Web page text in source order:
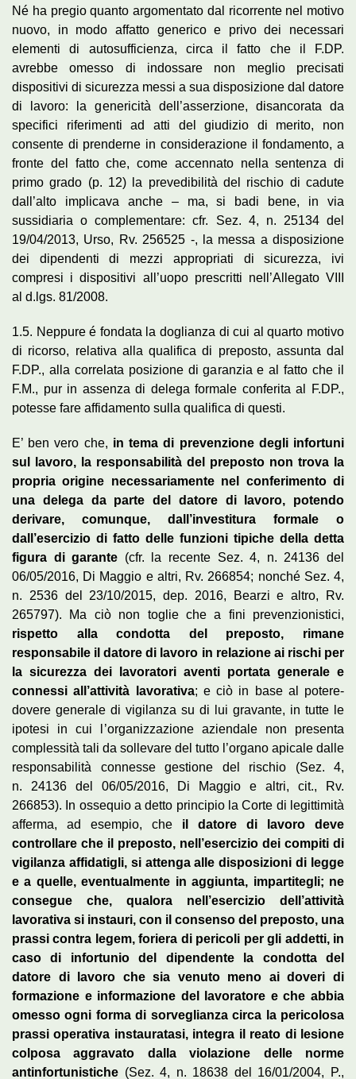
Né ha pregio quanto argomentato dal ricorrente nel motivo
nuovo, in modo affatto generico e privo dei necessari
elementi di autosufficienza, circa il fatto che il F.DP.
avrebbe omesso di indossare non meglio precisati
dispositivi di sicurezza messi a sua disposizione dal datore
di lavoro: la genericità dell’asserzione, disancorata da
specifici riferimenti ad atti del giudizio di merito, non
consente di prenderne in considerazione il fondamento, a
fronte del fatto che, come accennato nella sentenza di
primo grado (p. 12) la prevedibilità del rischio di cadute
dall’alto implicava anche – ma, si badi bene, in via
sussidiaria o complementare: cfr. Sez. 4, n. 25134 del
19/04/2013, Urso, Rv. 256525 -, la messa a disposizione
dei dipendenti di mezzi appropriati di sicurezza, ivi
compresi i dispositivi all’uopo prescritti nell’Allegato VIII
al d.lgs. 81/2008.
1.5. Neppure é fondata la doglianza di cui al quarto motivo
di ricorso, relativa alla qualifica di preposto, assunta dal
F.DP., alla correlata posizione di garanzia e al fatto che il
F.M., pur in assenza di delega formale conferita al F.DP.,
potesse fare affidamento sulla qualifica di questi.
E’ ben vero che, in tema di prevenzione degli infortuni
sul lavoro, la responsabilità del preposto non trova la
propria origine necessariamente nel conferimento di
una delega da parte del datore di lavoro, potendo
derivare, comunque, dall’investitura formale o
dall’esercizio di fatto delle funzioni tipiche della detta
figura di garante (cfr. la recente Sez. 4, n. 24136 del
06/05/2016, Di Maggio e altri, Rv. 266854; nonché Sez. 4,
n. 2536 del 23/10/2015, dep. 2016, Bearzi e altro, Rv.
265797). Ma ciò non toglie che a fini prevenzionistici,
rispetto alla condotta del preposto, rimane
responsabile il datore di lavoro in relazione ai rischi per
la sicurezza dei lavoratori aventi portata generale e
connessi all’attività lavorativa; e ciò in base al potere-
dovere generale di vigilanza su di lui gravante, in tutte le
ipotesi in cui l’organizzazione aziendale non presenta
complessità tali da sollevare del tutto l’organo apicale dalle
responsabilità connesse gestione del rischio (Sez. 4,
n. 24136 del 06/05/2016, Di Maggio e altri, cit., Rv.
266853). In ossequio a detto principio la Corte di legittimità
afferma, ad esempio, che il datore di lavoro deve
controllare che il preposto, nell’esercizio dei compiti di
vigilanza affidatigli, si attenga alle disposizioni di legge
e a quelle, eventualmente in aggiunta, impartitegli; ne
consegue che, qualora nell’esercizio dell’attività
lavorativa si instauri, con il consenso del preposto, una
prassi contra legem, foriera di pericoli per gli addetti, in
caso di infortunio del dipendente la condotta del
datore di lavoro che sia venuto meno ai doveri di
formazione e informazione del lavoratore e che abbia
omesso ogni forma di sorveglianza circa la pericolosa
prassi operativa instauratasi, integra il reato di lesione
colposa aggravato dalla violazione delle norme
antinfortunistiche (Sez. 4, n. 18638 del 16/01/2004, P.,